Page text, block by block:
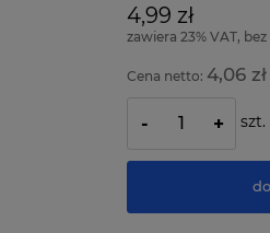
4,99 zł
zawiera 23% VAT,
Cena netto:4,06 zł
- + szt.